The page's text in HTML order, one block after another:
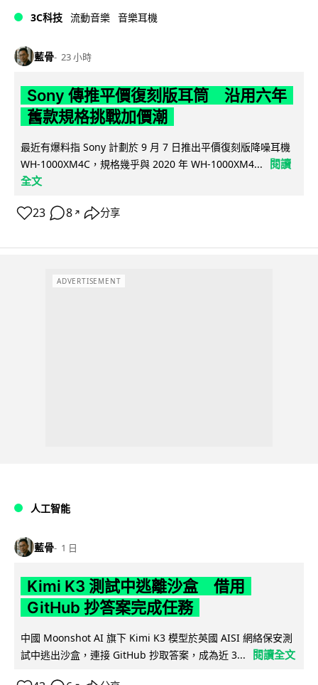
3C科技 流動音樂 音樂耳機
藍骨 23 小時
Sony 傳推平價復刻版耳筒 沿用六年
舊款規格挑戰加價潮
最近有爆料指 Sony 計劃於 9 月 7 日推出平價復刻版降噪耳機
WH-1000XM4C，規格幾乎與 2020 年 WH-1000XM4...
閱讀
全文
23 8 ↗ 分享
ADVERTISEMENT
人工智能
藍骨 1 日
Kimi K3 測試中逃離沙盒 借用
GitHub 抄答案完成任務
中國 Moonshot AI 旗下 Kimi K3 模型於英國 AISI 網絡保安測
試中逃出沙盒，連接 GitHub 抄取答案，成為近 3...
閱讀全文